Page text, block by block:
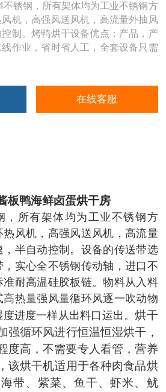
锈钢，所有架体均为工业不锈钢方
机，高强风送风机，高流量外抽风
制。烤鸭烘干设备优点：产品，产
作业，省时省人工，全套设备只需
在线客服
板鸭海鲜卤蛋烘干房
，所有架体均为工业不锈钢方
风机，高强风送风机，高流量
半自动控制。设备的传送带选
实心全不锈钢传动轴，进口不
耐高温硅胶板链。物料从入料
热量强风量循环风逐一吹动物
进度一样从出料口运出。烘干
强循环风进行恒温恒湿烘干，
度高，不需要专人看管，营养
该烘干机适用于各种肉食品烘
带、紫菜、鱼干、虾米、鱿